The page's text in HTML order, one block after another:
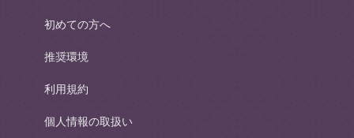
初めての方へ
推奨環境
利用規約
個人情報の取扱い